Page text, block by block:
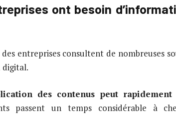
ont besoin
entreprises consultent de nombreuses
digital.
des contenus peut
passent un temps considérable à